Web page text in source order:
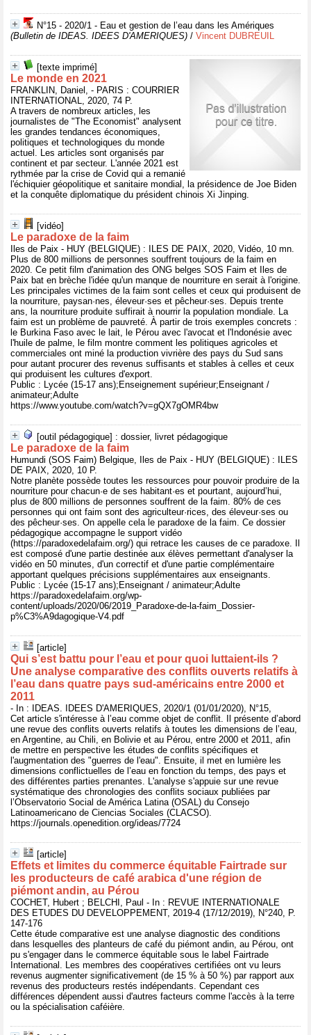
N°15 - 2020/1 - Eau et gestion de l’eau dans les Amériques
(Bulletin de IDEAS. IDEES D'AMERIQUES) / Vincent DUBREUIL
[texte imprimé]
Le monde en 2021
FRANKLIN, Daniel, - PARIS : COURRIER
INTERNATIONAL, 2020, 74 P.
A travers de nombreux articles, les
journalistes de "The Economist" analysent
les grandes tendances économiques,
politiques et technologiques du monde
actuel. Les articles sont organisés par
continent et par secteur. L'année 2021 est
rythmée par la crise de Covid qui a remanié
l'échiquier géopolitique et sanitaire mondial, la présidence de Joe Biden
et la conquête diplomatique du président chinois Xi Jinping.
[vidéo]
Le paradoxe de la faim
Iles de Paix - HUY (BELGIQUE) : ILES DE PAIX, 2020, Vidéo, 10 mn.
Plus de 800 millions de personnes souffrent toujours de la faim en
2020. Ce petit film d'animation des ONG belges SOS Faim et Iles de
Paix bat en brèche l'idée qu'un manque de nourriture en serait à l'origine.
Les principales victimes de la faim sont celles et ceux qui produisent de
la nourriture, paysan·nes, éleveur·ses et pêcheur·ses. Depuis trente
ans, la nourriture produite suffirait à nourrir la population mondiale. La
faim est un problème de pauvreté. À partir de trois exemples concrets :
le Burkina Faso avec le lait, le Pérou avec l'avocat et l'Indonésie avec
l'huile de palme, le film montre comment les politiques agricoles et
commerciales ont miné la production vivrière des pays du Sud sans
pour autant procurer des revenus suffisants et stables à celles et ceux
qui produisent les cultures d'export.
Public : Lycée (15-17 ans);Enseignement supérieur;Enseignant /
animateur;Adulte
https://www.youtube.com/watch?v=gQX7gOMR4bw
[outil pédagogique] : dossier, livret pédagogique
Le paradoxe de la faim
Humundi (SOS Faim) Belgique, Iles de Paix - HUY (BELGIQUE) : ILES
DE PAIX, 2020, 10 P.
Notre planète possède toutes les ressources pour pouvoir produire de la
nourriture pour chacun·e de ses habitant·es et pourtant, aujourd’hui,
plus de 800 millions de personnes souffrent de la faim. 80% de ces
personnes qui ont faim sont des agriculteur·rices, des éleveur·ses ou
des pêcheur·ses. On appelle cela le paradoxe de la faim. Ce dossier
pédagogique accompagne le support vidéo
(https://paradoxedelafaim.org/) qui retrace les causes de ce paradoxe. Il
est composé d'une partie destinée aux élèves permettant d'analyser la
vidéo en 50 minutes, d'un correctif et d'une partie complémentaire
apportant quelques précisions supplémentaires aux enseignants.
Public : Lycée (15-17 ans);Enseignant / animateur;Adulte
https://paradoxedelafaim.org/wp-
content/uploads/2020/06/2019_Paradoxe-de-la-faim_Dossier-
p%C3%A9dagogique-V4.pdf
[article]
Qui s’est battu pour l’eau et pour quoi luttaient-ils ?
Une analyse comparative des conflits ouverts relatifs à
l’eau dans quatre pays sud-américains entre 2000 et
2011
- In : IDEAS. IDEES D'AMERIQUES, 2020/1 (01/01/2020), N°15,
Cet article s'intéresse à l’eau comme objet de conflit. Il présente d’abord
une revue des conflits ouverts relatifs à toutes les dimensions de l’eau,
en Argentine, au Chili, en Bolivie et au Pérou, entre 2000 et 2011, afin
de mettre en perspective les études de conflits spécifiques et
l'augmentation des "guerres de l'eau". Ensuite, il met en lumière les
dimensions conflictuelles de l’eau en fonction du temps, des pays et
des différentes parties prenantes. L'analyse s'appuie sur une revue
systématique des chronologies des conflits sociaux publiées par
l’Observatorio Social de América Latina (OSAL) du Consejo
Latinoamericano de Ciencias Sociales (CLACSO).
https://journals.openedition.org/ideas/7724
[article]
Effets et limites du commerce équitable Fairtrade sur
les producteurs de café arabica d'une région de
piémont andin, au Pérou
COCHET, Hubert ; BELCHI, Paul - In : REVUE INTERNATIONALE
DES ETUDES DU DEVELOPPEMENT, 2019-4 (17/12/2019), N°240, P.
147-176
Cette étude comparative est une analyse diagnostic des conditions
dans lesquelles des planteurs de café du piémont andin, au Pérou, ont
pu s'engager dans le commerce équitable sous le label Fairtrade
International. Les membres des coopératives certifiées ont vu leurs
revenus augmenter significativement (de 15 % à 50 %) par rapport aux
revenus des producteurs restés indépendants. Cependant ces
différences dépendent aussi d'autres facteurs comme l'accès à la terre
ou la spécialisation caféière.